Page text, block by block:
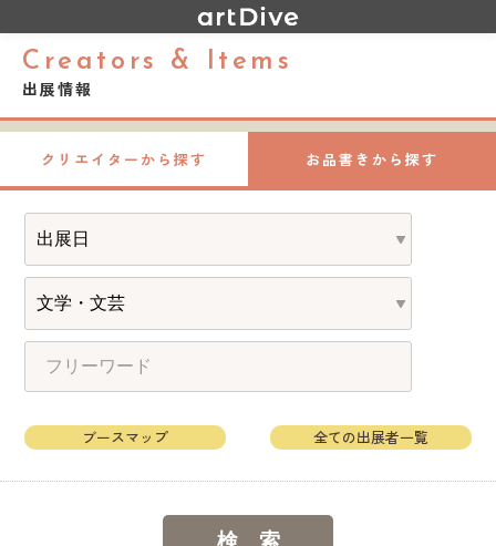
Creators & Items
出展情報
クリエイターから探す お品書きから探す
全ての出展者一覧
ブースマップ